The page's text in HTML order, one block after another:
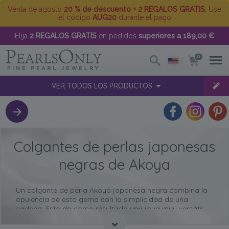
Venta de agosto 20 % de descuento + 2 REGALOS GRATIS . Use
el código AUG20durante el pago
¡Elija 2 REGALOS GRATIS en pedidos superiores a 189,00 €!
0
VER TODOS LOS PRODUCTOS
Colgantes de perlas japonesas
negras de Akoya
Un colgante de perla Akoya japonesa negra combina la
opulencia de esta gema con la simplicidad de una
cadena. Esto da como resultado una joya muy versátil,
dándole un toque más refinado. Si no logras decidirte por